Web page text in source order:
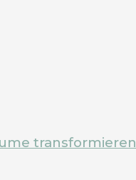
transformieren